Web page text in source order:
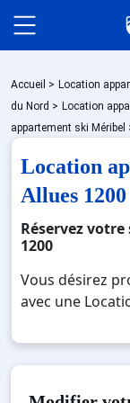
Packages
Bons plans
Sites CSE &
Accueil > Location
du Nord > Location
appartement ski Méribel
Location
Allues 1200
Réservez
1200
Vous désirez
avec une
Allues 1200 ?
appartement
sans limite à